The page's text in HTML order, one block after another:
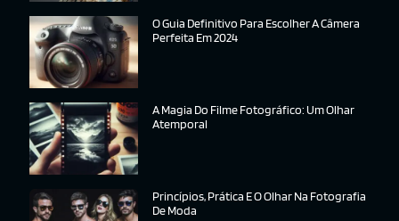
O Guia Definitivo Para Escolher A Câmera
Perfeita Em 2024
A Magia Do Filme Fotográfico: Um Olhar
Atemporal
Princípios, Prática E O Olhar Na Fotografia
De Moda